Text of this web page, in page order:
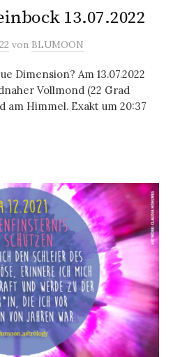
13.07.2022
von BLUMOON
Dimension? Am 13.07.2022
Vollmond (22 Grad
am Himmel. Exakt um 20:37